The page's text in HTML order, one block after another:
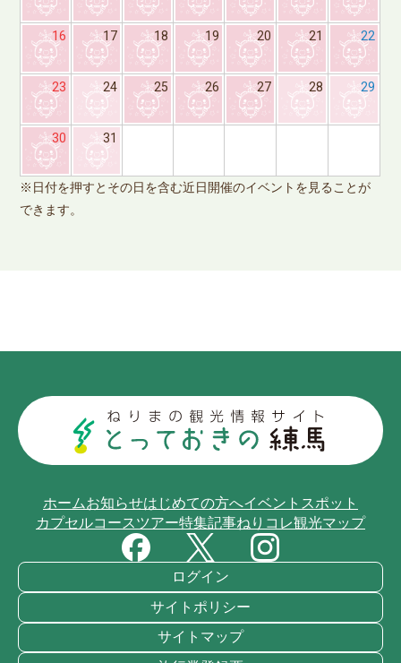
16 17 18 19 20 21 22
23 24 25 26 27 28 29
30 31
※日付を押すとその日を含む近日開催のイベントを見ることが
できます。
ホームお知らせはじめての方へイベントスポット
カプセルコースツアー特集記事ねりコレ観光マップ
ログイン
サイトポリシー
サイトマップ